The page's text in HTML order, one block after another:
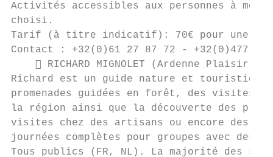
Activités accessibles aux personnes à
choisi.
Tarif (à titre indicatif): 70€ pour une
Contact : +32(0)61 27 87 72 - +32(0)477 26
     RICHARD MIGNOLET (Ardenne Plaisir)
Richard est un guide nature et touristique.
promenades guidées en forêt, des visites
la région ainsi que la découverte des
visites chez des artisans ou encore des
journées complètes pour groupes avec
Tous publics (FR, NL). La majorité des